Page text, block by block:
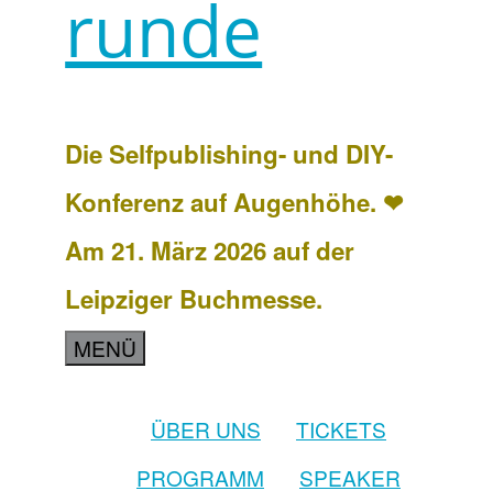
runde
Die Selfpublishing- und DIY-
Konferenz auf Augenhöhe. ❤
Am 21. März 2026 auf der
Leipziger Buchmesse.
MENÜ
ÜBER UNS
TICKETS
PROGRAMM
SPEAKER